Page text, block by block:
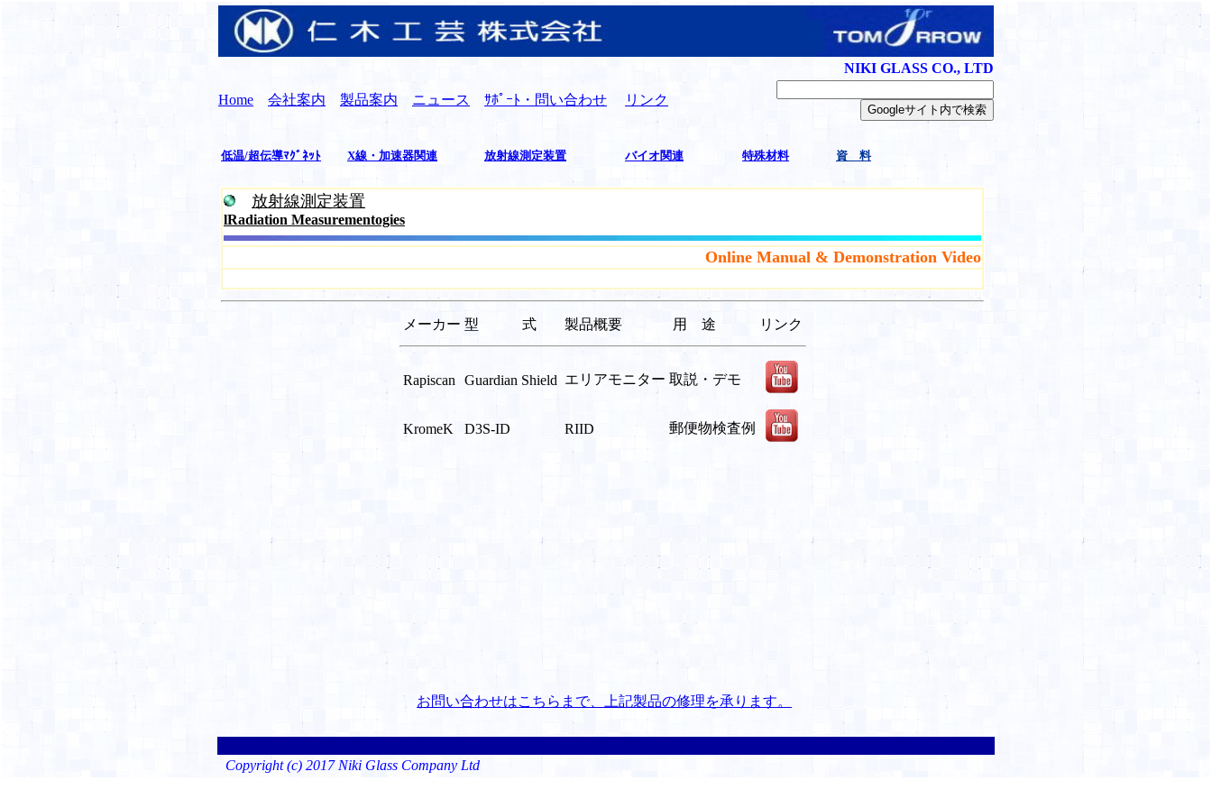
NIKI GLASS CO., LTD
Home 会社案内 製品案内 ニュース ｻﾎﾟｰﾄ・問い合わせ リンク
低温/超伝導ﾏｸﾞﾈｯﾄ X線・加速器関連 放射線測定装置 バイオ関連 特殊材料 資 料
放射線測定装置
lRadiation Measurementogies
Online Manual & Demonstration Video
メーカー 型 式 製品概要 用 途 リンク
Rapiscan Guardian Shield エリアモニター 取説・デモ
KromeK D3S-ID RIID 郵便物検査例
お問い合わせはこちらまで、上記製品の修理を承ります。
Copyright (c) 2017 Niki Glass Company Ltd